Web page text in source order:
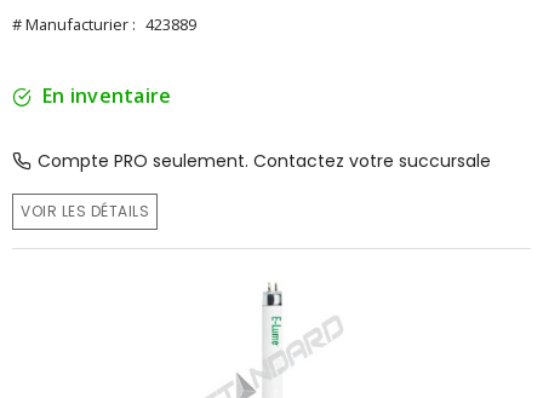
# Manufacturier : 423889
En inventaire
Compte PRO seulement. Contactez votre succursale
VOIR LES DÉTAILS